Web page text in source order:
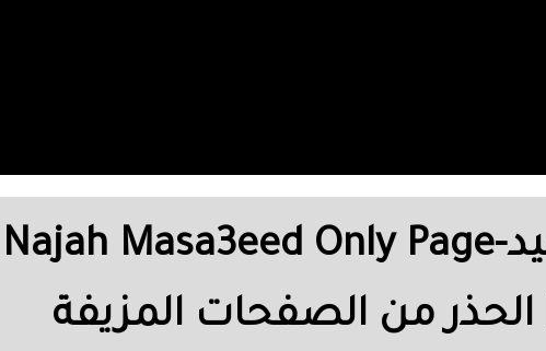
الحذر من الصفحات المزيفة